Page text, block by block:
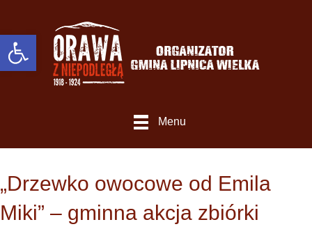
Otwórz Pasek narzędzi
Menu
„Drzewko owocowe od Emila
Miki” – gminna akcja zbiórki